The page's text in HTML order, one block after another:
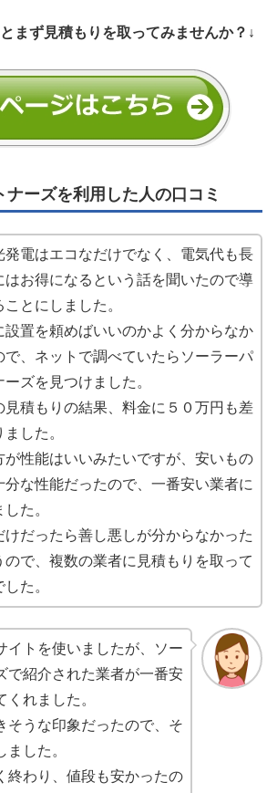
まず見積もりを取ってみませんか？↓
ナーズを利用した人の口コミ
発電はエコなだけでなく、電気代も長
はお得になるという話を聞いたので導
ことにしました。
設置を頼めばいいのかよく分からなか
で、ネットで調べていたらソーラーパ
ーズを見つけました。
見積もりの結果、料金に５０万円も差
した。
が性能はいいみたいですが、安いもの
分な性能だったので、一番安い業者に
た。
けだったら善し悪しが分からなかった
ので、複数の業者に見積もりを取って
た。
イトを使いましたが、ソー
で紹介された業者が一番安
れました。
そうな印象だったので、そ
した。
終わり、値段も安かったの